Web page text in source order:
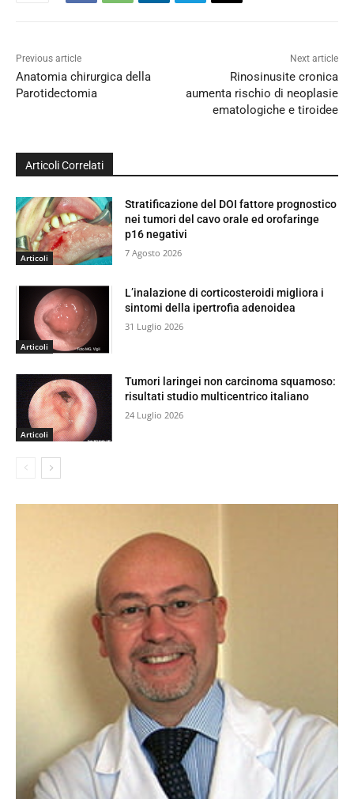
Previous article
Anatomia chirurgica della
Parotidectomia
Next article
Rinosinusite cronica
aumenta rischio di neoplasie
ematologiche e tiroidee
Articoli Correlati
Articoli
Stratificazione del DOI fattore prognostico
nei tumori del cavo orale ed orofaringe
p16 negativi
7 Agosto 2026
Articoli
L’inalazione di corticosteroidi migliora i
sintomi della ipertrofia adenoidea
31 Luglio 2026
Articoli
Tumori laringei non carcinoma squamoso:
risultati studio multicentrico italiano
24 Luglio 2026